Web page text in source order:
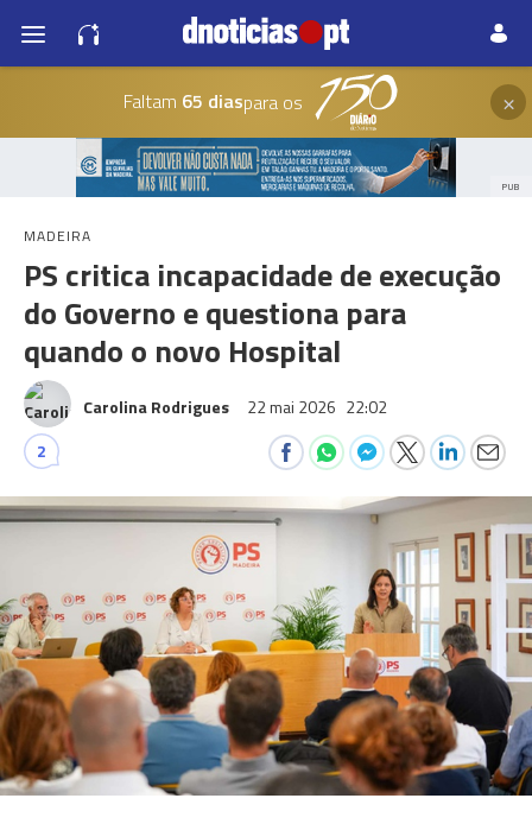
Faltam 65 diaspara os ×
PUB
MADEIRA
PS critica incapacidade de execução
do Governo e questiona para
quando o novo Hospital
Carolina Rodrigues 22 mai 2026 22:02
2